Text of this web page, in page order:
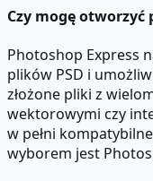
Czy mogę otworzyć
Photoshop Express
plików PSD i
złożone pliki z
wektorowymi czy
w pełni
wyborem jest